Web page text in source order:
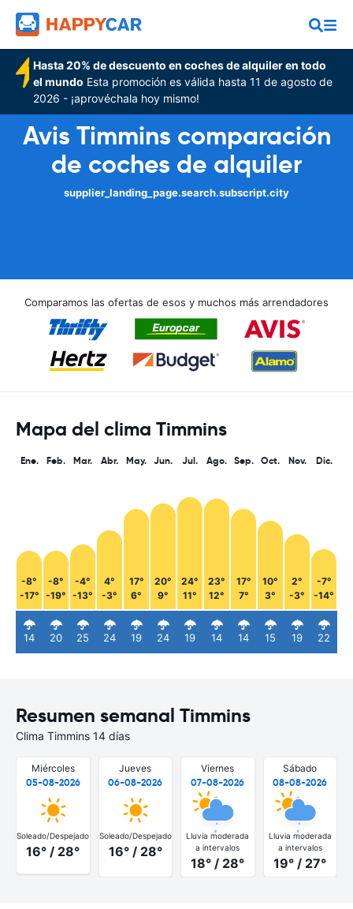
Hasta 20% de descuento en coches de alquiler en todo
el mundo Esta promoción es válida hasta 11 de agosto de
2026 - ¡aprovéchala hoy mismo!
Avis Timmins comparación
de coches de alquiler
supplier_landing_page.search.subscript.city
Comparamos las ofertas de esos y muchos más arrendadores
Mapa del clima Timmins
Ene.
-8°
-17°
14
Feb.
-8°
-19°
20
Mar.
-4°
-13°
25
Abr.
4°
-3°
24
May.
17°
6°
19
Jun.
20°
9°
24
Jul.
24°
11°
19
Ago.
23°
12°
14
Sep.
17°
7°
14
Oct.
10°
3°
15
Nov.
2°
-3°
19
Dic.
-7°
-14°
22
Resumen semanal Timmins
Clima Timmins 14 días
Miércoles
05-08-2026
Soleado/Despejado
16° / 28°
Jueves
06-08-2026
Soleado/Despejado
16° / 28°
Viernes
07-08-2026
Lluvia moderada
a intervalos
18° / 28°
Sábado
08-08-2026
Lluvia moderada
a intervalos
19° / 27°